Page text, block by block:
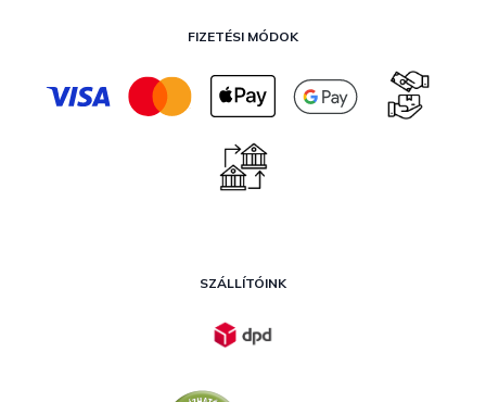
FIZETÉSI MÓDOK
SZÁLLÍTÓINK